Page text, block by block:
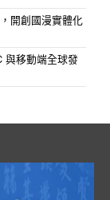
開創國漫實體化
與移動端全球發